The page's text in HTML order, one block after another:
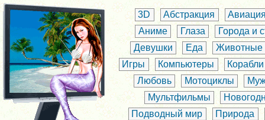
3D Абстракция
Аниме
Глаза
Города и
Девушки
Еда
Животные
Игры
Компьютеры
Корабли
Любовь
Мотоциклы
Мультфильмы
Подводный мир
Природа